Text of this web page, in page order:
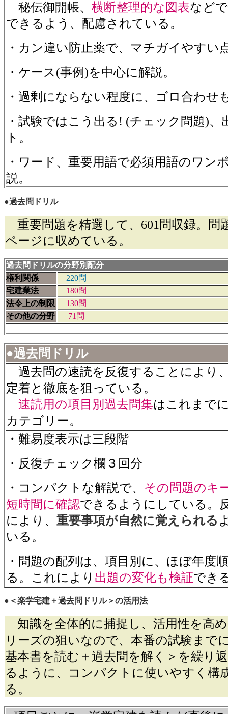
秘伝御開帳、 横断整理的な図表など
できるよう、配慮されている。
・カン違い防止薬で、マチガイやすい
・ケース(事例)を中心に解説。
・過剰にならない程度に、ゴロ合わせ
・試験ではこう出る! (チェック問題)、
ト。
・ワード、重要用語で必須用語のワン
説。
●過去問ドリル
重要問題を精選して、601問収録。問
ページに収めている。
過去問ドリルの分野別配分
権利関係
220
宅建業法
180問
法令上の制限
130問
その他の分野
71問
●過去問ドリル
過去問の速読を反復することにより
定着と徹底を狙っている。
速読用の項目別過去問集はこれまで
カテゴリー。
・難易度表示は三段階
・反復チェック欄３回分
・コンパクトな解説で、 その問題のキ
短時間に確認できるようにしている。
により、 重要事項が自然に覚えられる
いる。
・問題の配列は、項目別に、ほぼ年度
る。これにより 出題の変化も検証でき
●＜楽学宅建＋過去問ドリル＞の活用法
知識を全体的に捕捉し、活用性を高
リーズの狙いなので、本番の試験まで
基本書を読む＋過去問を解く＞を繰り
るように、コンパクトに使いやすく構
る。